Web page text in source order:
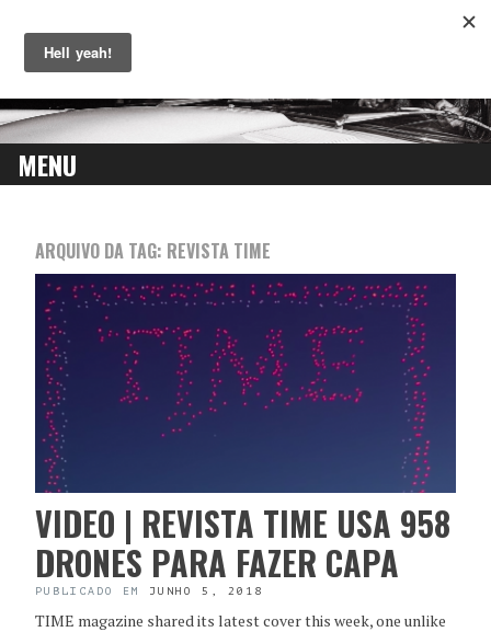
MENU
CONTENT
ARQUIVO DA TAG: REVISTA TIME
VIDEO | REVISTA TIME USA 958
DRONES PARA FAZER CAPA
PUBLICADO EM JUNHO 5, 2018
TIME magazine shared its latest cover this week, one unlike